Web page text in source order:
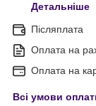
Детальніше
Післяплата
Оплата на
Оплата на
Всі умови